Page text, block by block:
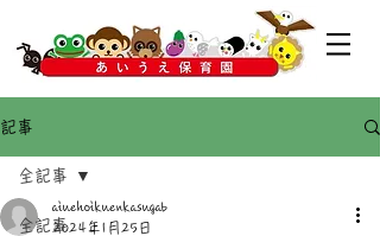
記事
全記事
全記事
aiuehoikuenkasugab
2024年1月25日